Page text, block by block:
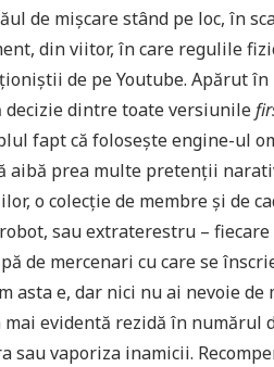
de mișcare stând pe loc, în
din viitor, în care regulile
de pe Youtube. Apărut în
decizie dintre toate versiunile
fapt că folosește engine-ul
aibă prea multe pretenții
o colecție de membre și de
sau extraterestru –
de mercenari cu care se
asta e, dar nici nu ai nevoie de
evidentă rezidă în numărul
sau vaporiza inamicii.